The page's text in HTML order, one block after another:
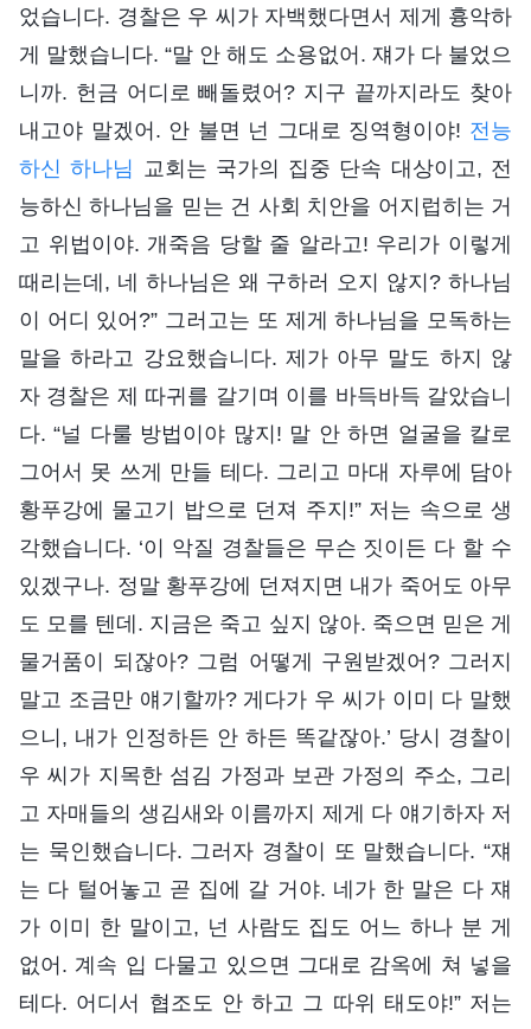
었습니다. 경찰은 우 씨가 자백했다면서 제게 흉악하
게 말했습니다. “말 안 해도 소용없어. 쟤가 다 불었으
니까. 헌금 어디로 빼돌렸어? 지구 끝까지라도 찾아
내고야 말겠어. 안 불면 넌 그대로 징역형이야! 전능
하신 하나님 교회는 국가의 집중 단속 대상이고, 전
능하신 하나님을 믿는 건 사회 치안을 어지럽히는 거
고 위법이야. 개죽음 당할 줄 알라고! 우리가 이렇게
때리는데, 네 하나님은 왜 구하러 오지 않지? 하나님
이 어디 있어?” 그러고는 또 제게 하나님을 모독하는
말을 하라고 강요했습니다. 제가 아무 말도 하지 않
자 경찰은 제 따귀를 갈기며 이를 바득바득 갈았습니
다. “널 다룰 방법이야 많지! 말 안 하면 얼굴을 칼로
그어서 못 쓰게 만들 테다. 그리고 마대 자루에 담아
황푸강에 물고기 밥으로 던져 주지!” 저는 속으로 생
각했습니다. ‘이 악질 경찰들은 무슨 짓이든 다 할 수
있겠구나. 정말 황푸강에 던져지면 내가 죽어도 아무
도 모를 텐데. 지금은 죽고 싶지 않아. 죽으면 믿은 게
물거품이 되잖아? 그럼 어떻게 구원받겠어? 그러지
말고 조금만 얘기할까? 게다가 우 씨가 이미 다 말했
으니, 내가 인정하든 안 하든 똑같잖아.’ 당시 경찰이
우 씨가 지목한 섬김 가정과 보관 가정의 주소, 그리
고 자매들의 생김새와 이름까지 제게 다 얘기하자 저
는 묵인했습니다. 그러자 경찰이 또 말했습니다. “쟤
는 다 털어놓고 곧 집에 갈 거야. 네가 한 말은 다 쟤
가 이미 한 말이고, 넌 사람도 집도 어느 하나 분 게
없어. 계속 입 다물고 있으면 그대로 감옥에 쳐 넣을
테다. 어디서 협조도 안 하고 그 따위 태도야!” 저는